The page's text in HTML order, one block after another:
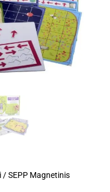
/ SEPP Magnetinis